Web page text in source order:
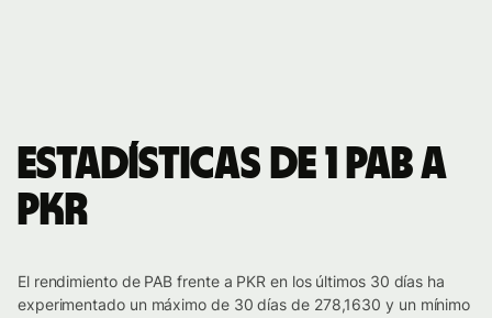
Estadísticas de 1 PAB a
PKR
El rendimiento de PAB frente a PKR en los últimos 30 días ha
experimentado un máximo de 30 días de 278,1630 y un mínimo